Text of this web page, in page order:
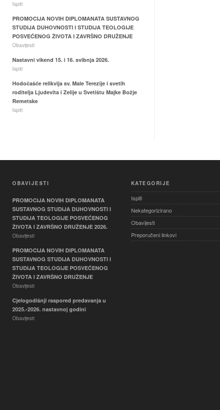
Ispiti
PROMOCIJA NOVIH DIPLOMANATA SUSTAVNOG
STUDIJA DUHOVNOSTI I STUDIJA TEOLOGIJE
POSVEĆENOG ŽIVOTA I ZAVRŠNO DRUŽENJE
Obavijesti
Nastavni vikend 15. i 16. svibnja 2026.
Ispiti
Hodočašće relikvija sv. Male Terezije i svetih
roditelja Ljudevita i Zelije u Svetištu Majke Božje
Remetske
Ispiti
OBAVIJESTI
PROMOCIJA NOVIH DIPLOMANATA
SUSTAVNOG STUDIJA DUHOVNOSTI I
STUDIJA TEOLOGIJE POSVEĆENOG
ŽIVOTA I ZAVRŠNO DRUŽENJE 2026.
Obavijesti
PROMOCIJA NOVIH DIPLOMANATA
SUSTAVNOG STUDIJA DUHOVNOSTI I
STUDIJA TEOLOGIJE POSVEĆENOG
ŽIVOTA I ZAVRŠNO DRUŽENJE
Obavijesti
Cjelogodišnji raspored predavanja u
2025.-2026. nastavnoj godini
Obavijesti
KATEGORIJE
Ispiti
Nekategorizirano
Obavijesti
Preporučeni linkovi